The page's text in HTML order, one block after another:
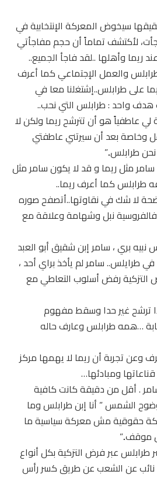
سيخوض المعركة الإنتخابية في
لأكتشف تماماً أن حجم مفاجأتي
ريما وأهلها ..لقد فاجأ الجميع..
والعمل الإجتماعي كما أعرف
على طرابلس..إشتغلنا معا في
واحد : طرابلس التي نحب..
لي عاطفياً هو أن تترشح ريما ولكن لا
وخاصة بعد أن سيرتني عاطفتي
طرابلس..”
سامر مثل ريما و قد لا يكون سامر مثل
طرابلس كما أعرف ريما..
لا شك في نقاوتها..أتصفح صوره
نبل وشهامة وعلاقة مع
بري ، سامر إبن شقيق أبو العبد
في طرايلس.. سامر لم يأخذ براي أحد ،
رفض أسلوب التعاطي مع
ترشح غير حدا وسقط مفهوم
…همه طرابلس وعارف حاله
وعن تجربة أن ريما لا يهمها مركز
قناعاتها ومبادئها…
. أقل من دقيقة كانت كافية
الشمس ” أنا إبن طرابلس وما
حقوقية مش معركة سياسية ما
موقف..”
عبر فرض التزكية بكل أنواع
نائب عن الشعب عن طريق كسر رأس